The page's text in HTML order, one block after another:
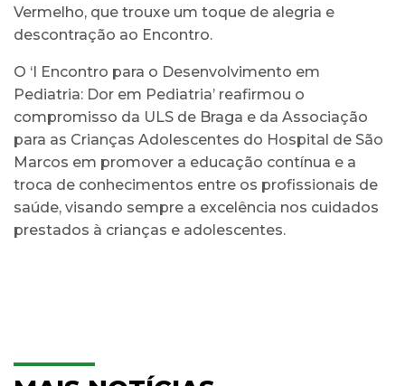
Vermelho, que trouxe um toque de alegria e
descontração ao Encontro.
O ‘I Encontro para o Desenvolvimento em
Pediatria: Dor em Pediatria’ reafirmou o
compromisso da ULS de Braga e da Associação
para as Crianças Adolescentes do Hospital de São
Marcos em promover a educação contínua e a
troca de conhecimentos entre os profissionais de
saúde, visando sempre a excelência nos cuidados
prestados à crianças e adolescentes.